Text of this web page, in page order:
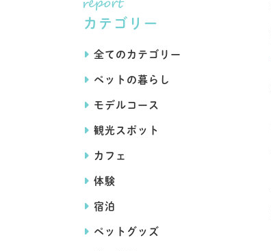
カテゴリー
全てのカテゴリー
ペットの暮らし
モデルコース
観光スポット
カフェ
体験
宿泊
ペットグッズ